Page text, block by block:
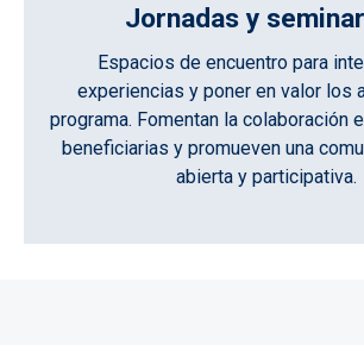
Jornadas y
Espacios de encuentro para
experiencias y poner en valor los
programa. Fomentan la colaboración
beneficiarias y promueven una
abierta y participativa.